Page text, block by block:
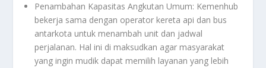
Penambahan Kapasitas Angkutan Umum: Kemenhub
bekerja sama dengan operator kereta api dan bus
antarkota untuk menambah unit dan jadwal
perjalanan. Hal ini di maksudkan agar masyarakat
yang ingin mudik dapat memilih layanan yang lebih